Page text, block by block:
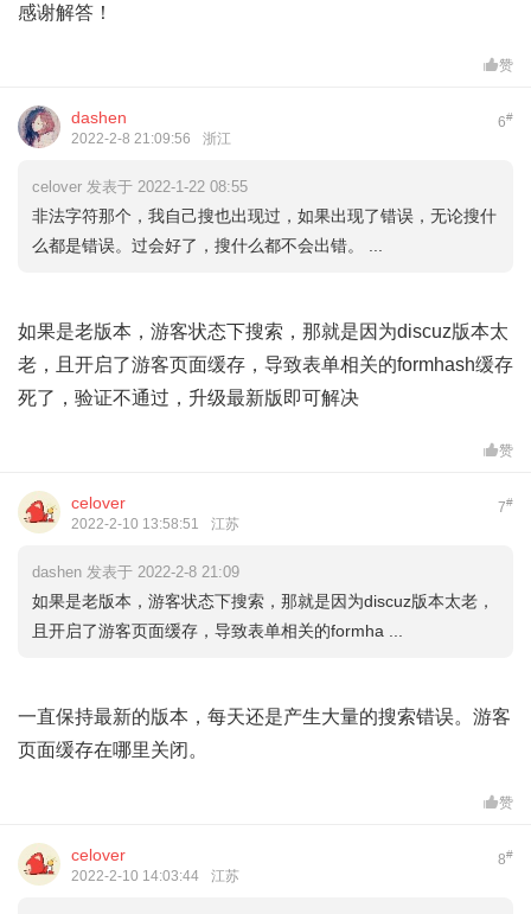
感谢解答！
赞
6#
dashen
2022-2-8 21:09:56 浙江
celover 发表于 2022-1-22 08:55
非法字符那个，我自己搜也出现过，如果出现了错误，无论搜什
么都是错误。过会好了，搜什么都不会出错。 ...
如果是老版本，游客状态下搜索，那就是因为discuz版本太
老，且开启了游客页面缓存，导致表单相关的formhash缓存
死了，验证不通过，升级最新版即可解决
赞
7#
celover
2022-2-10 13:58:51 江苏
dashen 发表于 2022-2-8 21:09
如果是老版本，游客状态下搜索，那就是因为discuz版本太老，
且开启了游客页面缓存，导致表单相关的formha ...
一直保持最新的版本，每天还是产生大量的搜索错误。游客
页面缓存在哪里关闭。
赞
8#
celover
2022-2-10 14:03:44 江苏